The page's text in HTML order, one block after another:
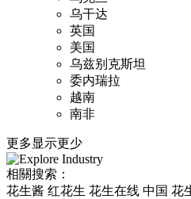
乌干达
英国
美国
乌兹别克斯坦
委内瑞拉
越南
南非
更多显示更少
相關搜索：
花生酱 红花生 花生在线 中国 花